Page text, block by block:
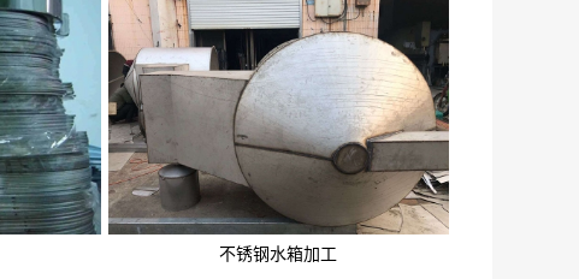
不锈钢水箱加工